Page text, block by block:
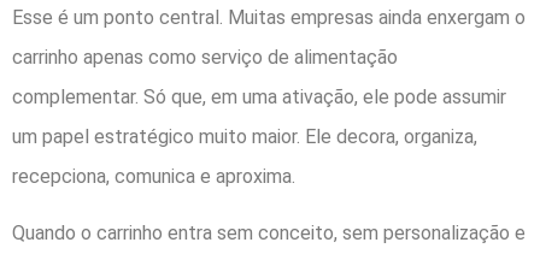
Esse é um ponto central. Muitas empresas ainda enxergam o
carrinho apenas como serviço de alimentação
complementar. Só que, em uma ativação, ele pode assumir
um papel estratégico muito maior. Ele decora, organiza,
recepciona, comunica e aproxima.
Quando o carrinho entra sem conceito, sem personalização e